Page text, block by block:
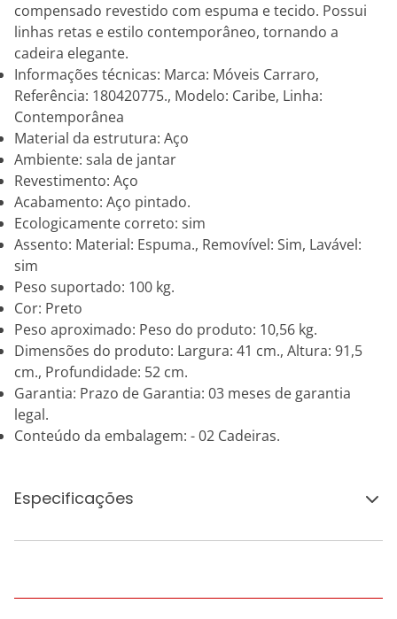
compensado revestido com espuma e tecido. Possui
linhas retas e estilo contemporâneo, tornando a
cadeira elegante.
Informações técnicas: Marca: Móveis Carraro,
Referência: 180420775., Modelo: Caribe, Linha:
Contemporânea
Material da estrutura: Aço
Ambiente: sala de jantar
Revestimento: Aço
Acabamento: Aço pintado.
Ecologicamente correto: sim
Assento: Material: Espuma., Removível: Sim, Lavável:
sim
Peso suportado: 100 kg.
Cor: Preto
Peso aproximado: Peso do produto: 10,56 kg.
Dimensões do produto: Largura: 41 cm., Altura: 91,5
cm., Profundidade: 52 cm.
Garantia: Prazo de Garantia: 03 meses de garantia
legal.
Conteúdo da embalagem: - 02 Cadeiras.
Especificações